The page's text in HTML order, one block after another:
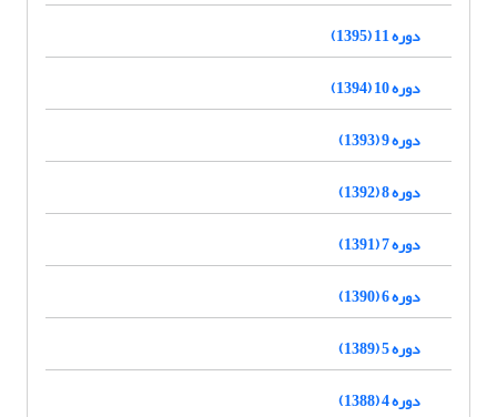
دوره 11 (1395)
دوره 10 (1394)
دوره 9 (1393)
دوره 8 (1392)
دوره 7 (1391)
دوره 6 (1390)
دوره 5 (1389)
دوره 4 (1388)